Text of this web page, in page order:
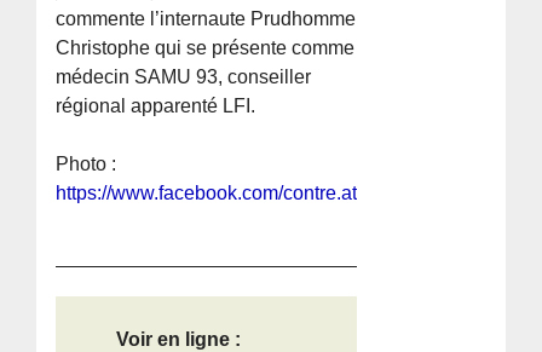
commente l’internaute Prudhomme
Christophe qui se présente comme
médecin SAMU 93, conseiller
régional apparenté LFI.
Photo :
https://www.facebook.com/contre.attaque.media/
Voir en ligne :